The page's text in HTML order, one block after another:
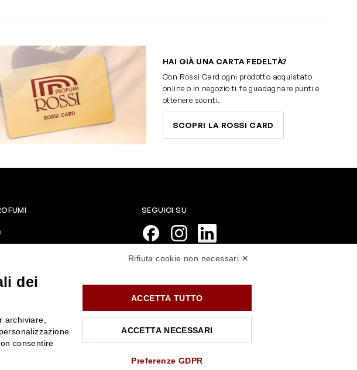
HAI GIÀ UNA CARTA FEDELTÀ?
Con Rossi Card ogni prodotto acquistato
online o in negozio ti fa guadagnare punti e
ottenere sconti.
SCOPRI LA ROSSI CARD
SEGUICI SU
Card
noi
(Whistleblowing)
Rifiuta cookie non necessari ✕
dei
archiviare,
consentire
ACCETTA TUTTO
ACCETTA NECESSARI
Preferenze GDPR